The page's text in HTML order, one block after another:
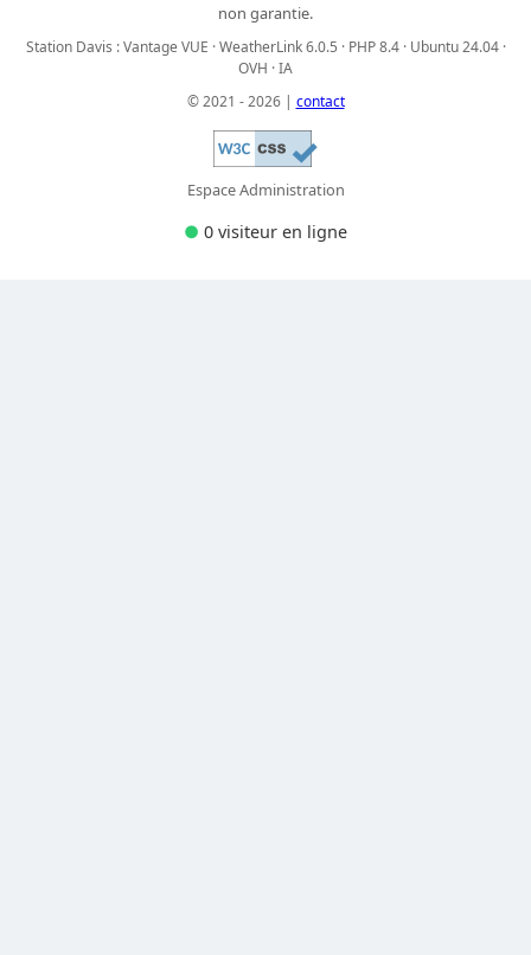
non garantie.
Station Davis : Vantage VUE · WeatherLink 6.0.5 · PHP 8.4 · Ubuntu 24.04 ·
OVH · IA
© 2021 - 2026 | contact
Espace Administration
● 0 visiteur en ligne